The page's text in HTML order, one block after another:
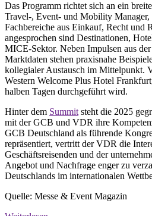
Das Programm richtet sich an ein
Travel-, Event- und Mobility
Fachbereiche aus Einkauf, Recht und
angesprochen sind Destinationen,
MICE-Sektor. Neben Impulsen aus
Marktdaten stehen praxisnahe
kollegialer Austausch im Mittelpunkt.
Western Welcome Plus Hotel
halben Tagen durchgeführt wird.
Hinter dem Summit steht die 2025
mit der GCB und VDR ihre
GCB Deutschland als führende
repräsentiert, vertritt der VDR die
Geschäftsreisenden und der
Angebot und Nachfrage enger zu
Deutschlands im internationalen
Quelle: Messe & Event Magazin